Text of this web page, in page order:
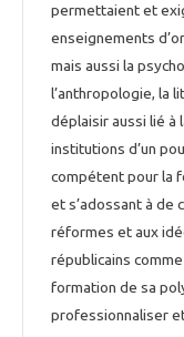
permettaient et
enseignements
mais aussi la
l’anthropologie, la
déplaisir aussi lié à
institutions d’un
compétent pour la
et s’adossant à de
réformes et aux
républicains
formation de sa
professionnaliser